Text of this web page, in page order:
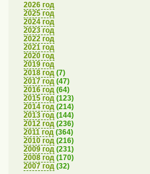
2026 год
2025 год
2024 год
2023 год
2022 год
2021 год
2020 год
2019 год
2018 год (7)
2017 год (47)
2016 год (64)
2015 год (123)
2014 год (214)
2013 год (144)
2012 год (236)
2011 год (364)
2010 год (216)
2009 год (231)
2008 год (170)
2007 год (32)